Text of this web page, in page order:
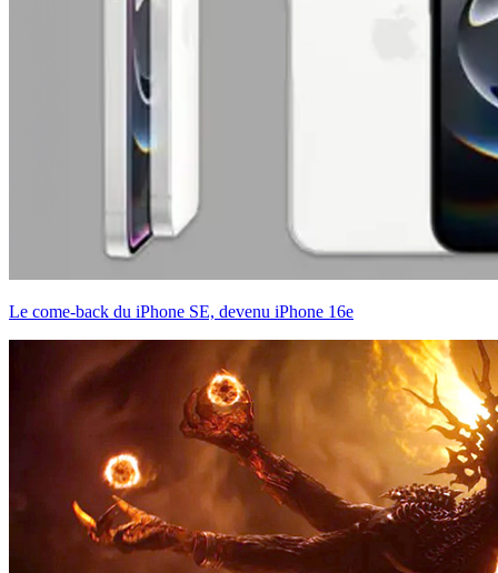
Le come-back du iPhone SE, devenu iPhone 16e